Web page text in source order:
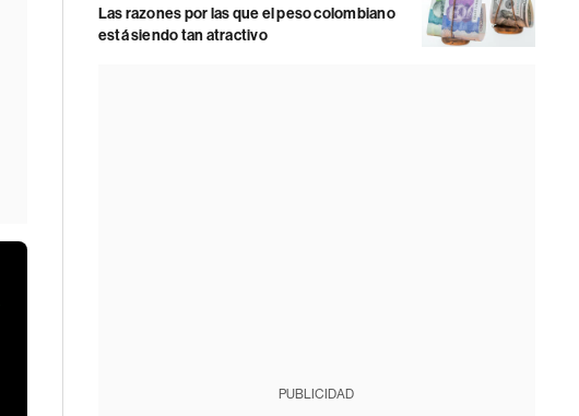
Las razones por las que el peso colombiano
está siendo tan atractivo
PUBLICIDAD